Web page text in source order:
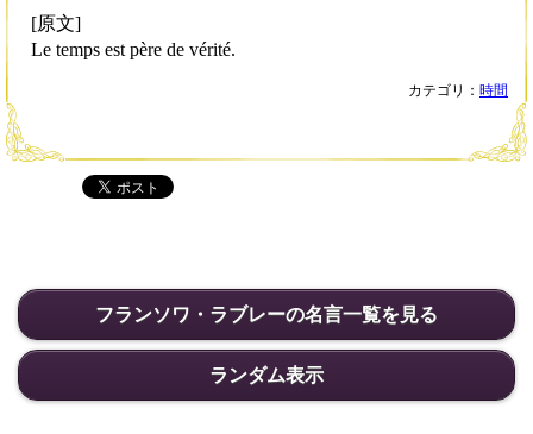
[原文]
Le temps est père de vérité.
カテゴリ： 時間
フランソワ・ラブレーの名言一覧を見る
ランダム表示